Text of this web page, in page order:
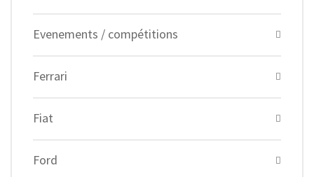
Evenements / compétitions
Ferrari
Fiat
Ford